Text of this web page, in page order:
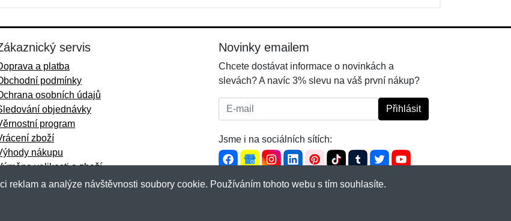
servis
a platba
podmínky
osobních údajů
objednávky
program
zboží
nákupu
velikosti a zboží
informací...
Novinky emailem
Chcete dostávat informace o novinkách a
slevách? A navíc 3% slevu na váš první nákup?
E-mail: Přihlásit
Jsme i na sociálních sítích:
reklam a analýze návštěvnosti soubory cookie. Používáním tohoto webu s tím souhlasíte.